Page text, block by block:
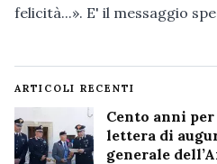
felicità...». E' il messaggio
ARTICOLI RECENTI
Cento anni
lettera di
generale